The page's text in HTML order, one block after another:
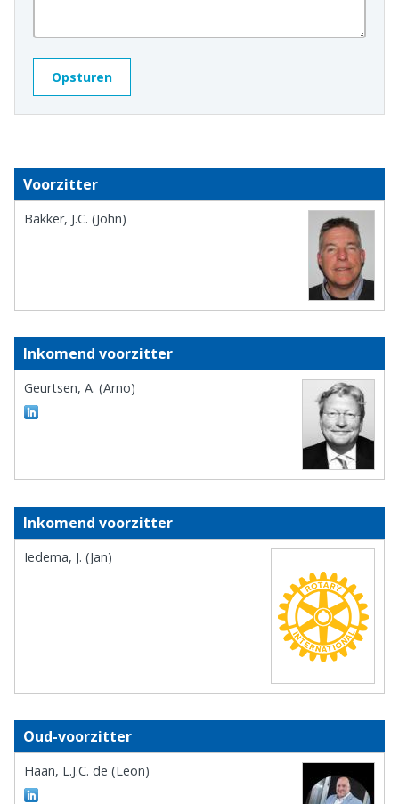
Voorzitter
Bakker, J.C. (John)
Inkomend voorzitter
Geurtsen, A. (Arno)
Inkomend voorzitter
Iedema, J. (Jan)
Oud-voorzitter
Haan, L.J.C. de (Leon)